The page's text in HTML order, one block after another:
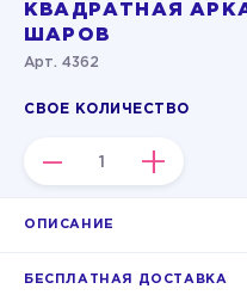
КВАДРАТНАЯ
ШАРОВ
Арт. 4362
СВОЕ КОЛИЧЕСТВО
– +
ОПИСАНИЕ
БЕСПЛАТНАЯ ДОСТАВКА